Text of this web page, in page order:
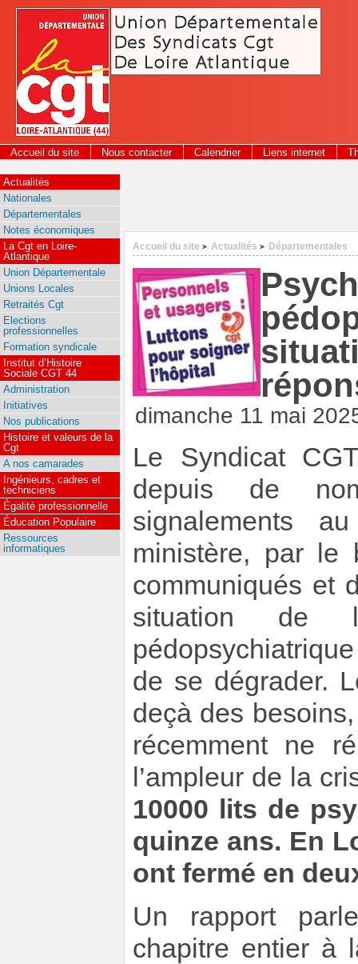
Panneau de gestion des cookies
Accueil du site Nous contacter Calendrier Liens internet
2026
Accueil du site > Actualités > Départementales
dimanche 11 mai
Le Syndicat
depuis de
signalements
ministère, par le
communiqués et
situation de
de se dégrader.
deçà des
récemment ne
l’ampleur de la
10000 lits de
quinze ans. En
ont fermé en
Un rapport
chapitre entier à
Actualités
Nationales
Départementales
Notes économiques
La Cgt en Loire-
Atlantique
Union Départementale
Unions Locales
Retraités Cgt
Elections
professionnelles
Formation syndicale
Institut d’Histoire
Sociale CGT 44
Administration
Initiatives
Nos publications
Histoire et valeurs de la
Cgt
A nos camarades
Ingénieurs, cadres et
techniciens
Égalité professionnelle
Éducation Populaire
Ressources
informatiques